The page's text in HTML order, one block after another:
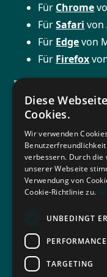
Für Chrome
FürSafari von
Für Edgevon
Für Firefox
Bei Cookies, die für
oder für Werbung
Dienste ein
Network
(Digital Advertising
(European
möglich.
Wir können
E-Mails verwenden.
Beacons bezeichnet.
kleine,
Diese
Cookies.
Wir verwenden
verbessern. Durch die
unserer Webseite
Verwendung von
Cookie-Richtlinie zu.
UNBEDINGT
PERFORMANCE
TARGETING